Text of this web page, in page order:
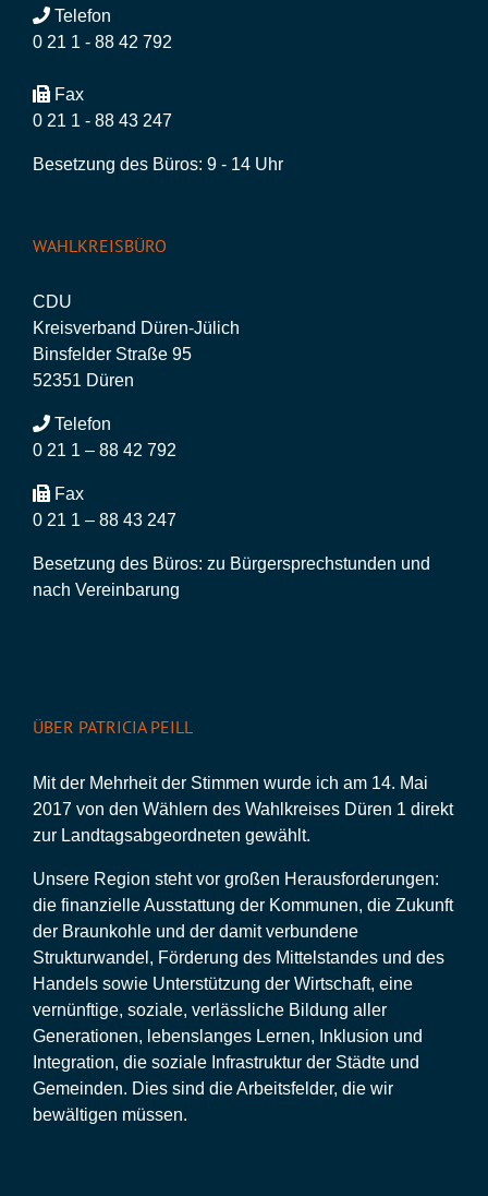
Telefon
0 21 1 - 88 42 792
Fax
0 21 1 - 88 43 247
Besetzung des Büros: 9 - 14 Uhr
WAHLKREISBÜRO
CDU
Kreisverband Düren-Jülich
Binsfelder Straße 95
52351 Düren
Telefon
0 21 1 – 88 42 792
Fax
0 21 1 – 88 43 247
Besetzung des Büros: zu Bürgersprechstunden und
nach Vereinbarung
ÜBER PATRICIA PEILL
Mit der Mehrheit der Stimmen wurde ich am 14. Mai
2017 von den Wählern des Wahlkreises Düren 1 direkt
zur Landtagsabgeordneten gewählt.
Unsere Region steht vor großen Herausforderungen:
die finanzielle Ausstattung der Kommunen, die Zukunft
der Braunkohle und der damit verbundene
Strukturwandel, Förderung des Mittelstandes und des
Handels sowie Unterstützung der Wirtschaft, eine
vernünftige, soziale, verlässliche Bildung aller
Generationen, lebenslanges Lernen, Inklusion und
Integration, die soziale Infrastruktur der Städte und
Gemeinden. Dies sind die Arbeitsfelder, die wir
bewältigen müssen.